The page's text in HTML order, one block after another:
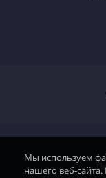
Мы используем
нашего веб-